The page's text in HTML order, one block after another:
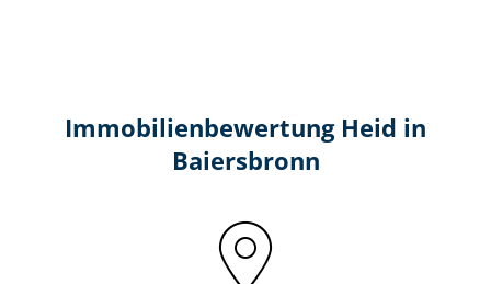
Immobilien­bewertung Heid in
Baiersbronn